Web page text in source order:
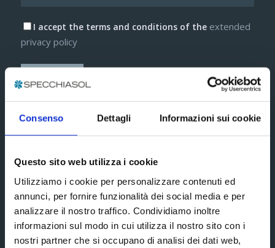
Consenso Dettagli Informazioni sui cookie
Questo sito web utilizza i cookie
Utilizziamo i cookie per personalizzare contenuti ed
annunci, per fornire funzionalità dei social media e per
analizzare il nostro traffico. Condividiamo inoltre
informazioni sul modo in cui utilizza il nostro sito con i
nostri partner che si occupano di analisi dei dati web,
I accept the terms and conditions of the extended
privacy policy
Social media
Send us a message